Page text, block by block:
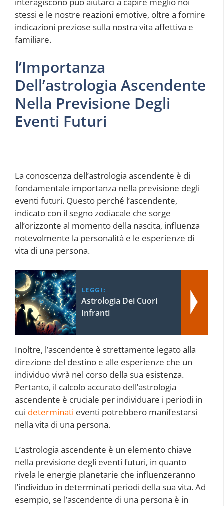
stessi e le nostre reazioni emotive, oltre a fornire
indicazioni preziose sulla nostra vita affettiva e
familiare.
l’Importanza
Dell’astrologia Ascendente
Nella Previsione Degli
Eventi Futuri
La conoscenza dell’astrologia ascendente è di
fondamentale importanza nella previsione degli
eventi futuri. Questo perché l’ascendente,
indicato con il segno zodiacale che sorge
all’orizzonte al momento della nascita, influenza
notevolmente la personalità e le esperienze di
vita di una persona.
LEGGI:
Astrologia Dei Cuori
Infranti
Inoltre, l’ascendente è strettamente legato alla
direzione del destino e alle esperienze che un
individuo vivrà nel corso della sua esistenza.
Pertanto, il calcolo accurato dell’astrologia
ascendente è cruciale per individuare i periodi in
cui determinati eventi potrebbero manifestarsi
nella vita di una persona.
L’astrologia ascendente è un elemento chiave
nella previsione degli eventi futuri, in quanto
rivela le energie planetarie che influenzeranno
l’individuo in determinati periodi della sua vita. Ad
esempio, se l’ascendente di una persona è in